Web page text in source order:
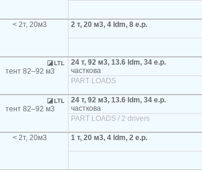
< 2т, 20м3
2 т, 20 м3, 4 ldm, 8 e.p.
тент 82–92 м3
24 т, 92 м3, 13.6 ldm, 34 e.p.
часткова
PART LOADS
тент 82–92 м3
24 т, 92 м3, 13.6 ldm, 34 e.p.
часткова
PART LOADS / 2 drivers
< 2т, 20м3
1 т, 20 м3, 4 ldm, 2 e.p.